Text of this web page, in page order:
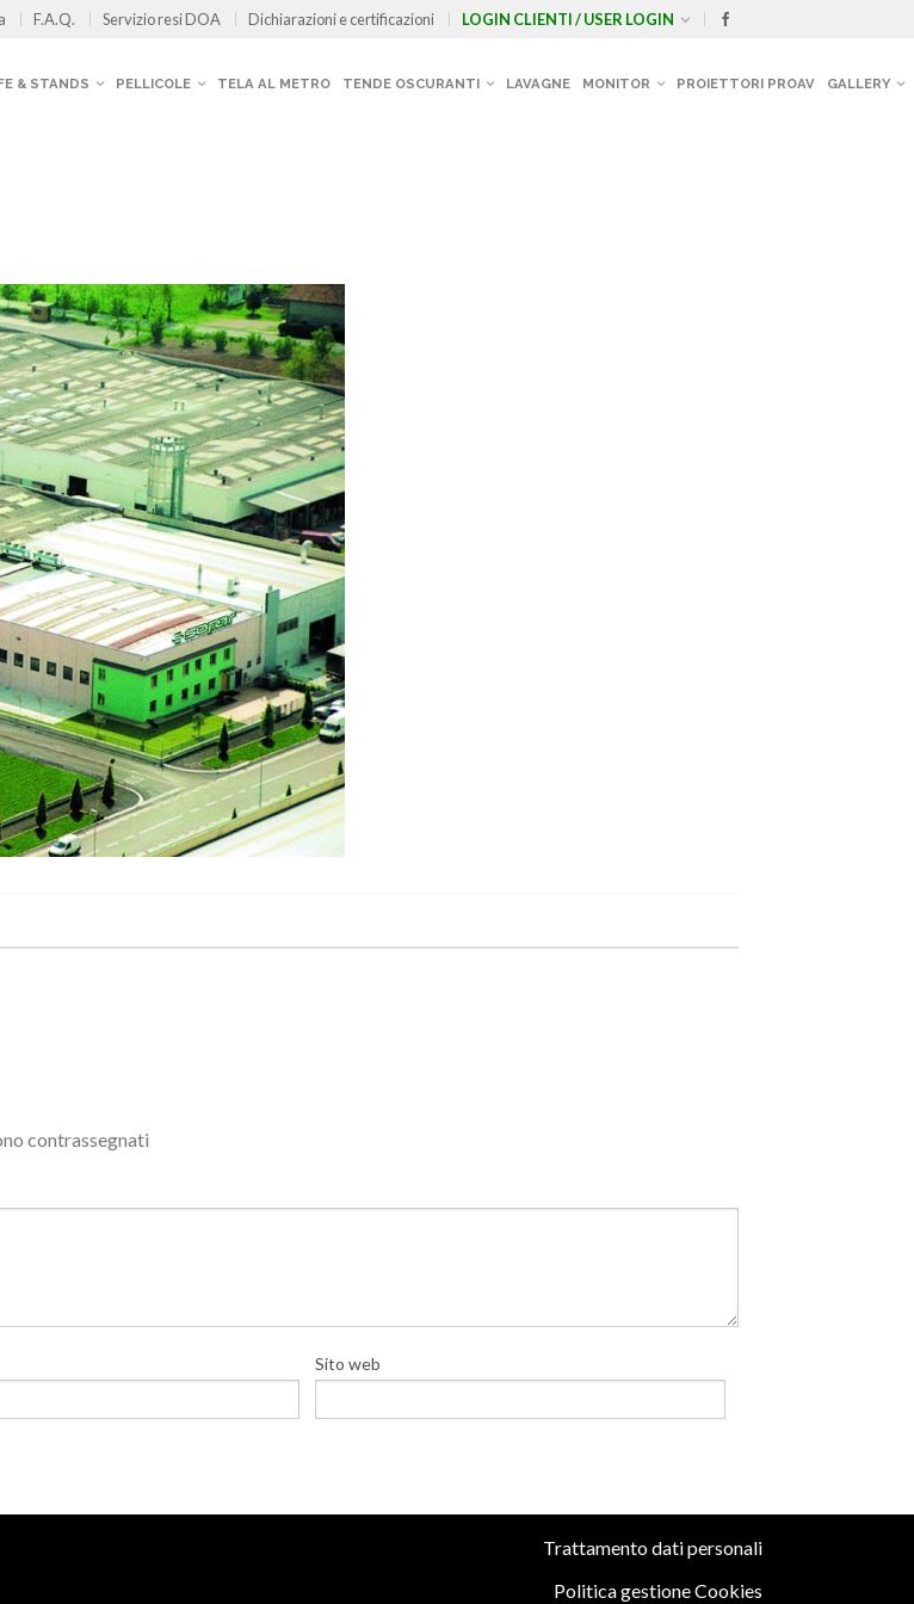
F.A.Q. Servizio resi DOA Dichiarazioni e certificazioni LOGIN CLIENTI / USER LOGIN
& STANDS PELLICOLE TELA AL METRO TENDE OSCURANTI LAVAGNE MONITOR PROIETTORI PROAV GALLERY
contrassegnati
Sito web
Trattamento dati personali
Politica gestione Cookies